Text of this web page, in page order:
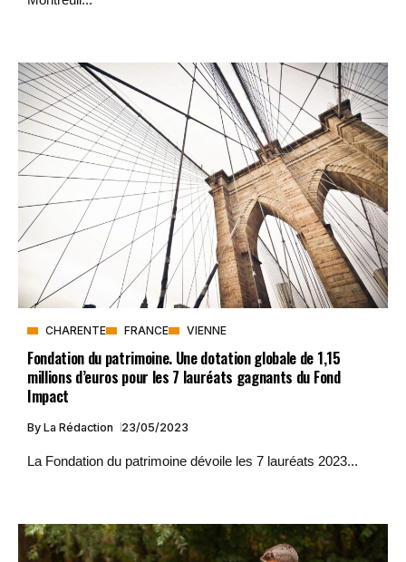
CHARENTE FRANCE VIENNE
Fondation du patrimoine. Une dotation globale de 1,15
millions d’euros pour les 7 lauréats gagnants du Fond
Impact
By La Rédaction 23/05/2023
La Fondation du patrimoine dévoile les 7 lauréats 2023...